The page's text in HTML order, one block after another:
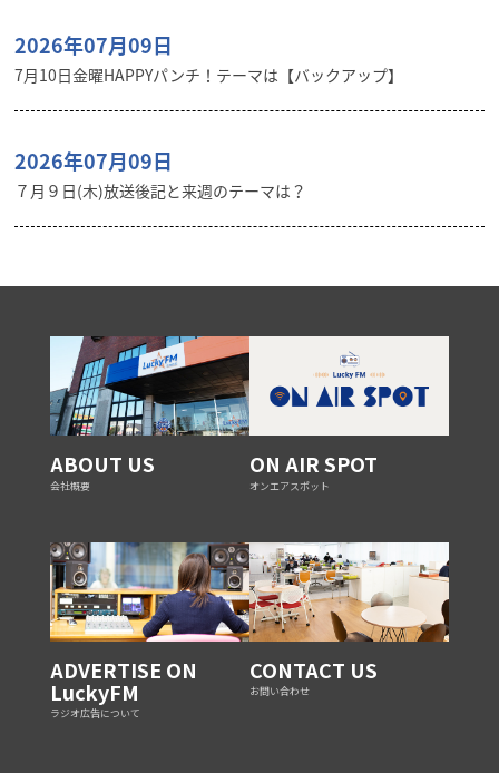
2026年07月09日
7月10日金曜HAPPYパンチ！テーマは【バックアップ】
2026年07月09日
７月９日(木)放送後記と来週のテーマは？
ABOUT US
会社概要
ON AIR SPOT
オンエアスポット
ADVERTISE ON
LuckyFM
ラジオ広告について
CONTACT US
お問い合わせ